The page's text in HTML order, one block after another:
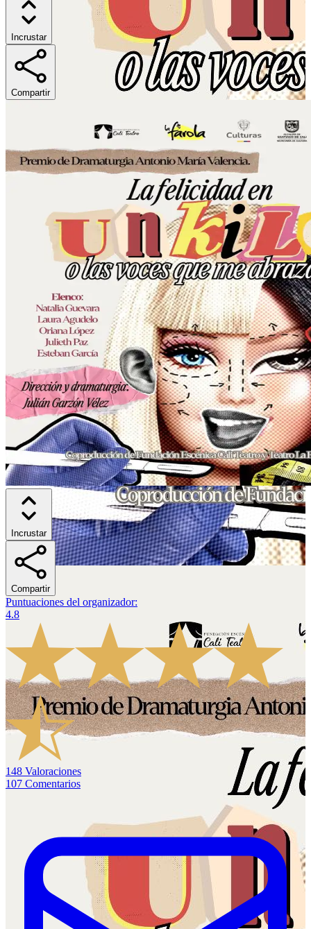
Incrustar
Compartir
Incrustar
Compartir
Puntuaciones del organizador:
4.8
148 Valoraciones
107 Comentarios